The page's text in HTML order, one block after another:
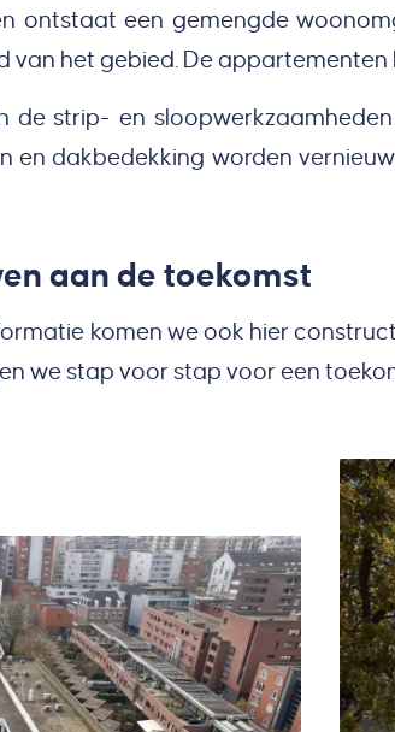
ontstaat een gemengde
van het gebied. De appartementen
de strip- en
en dakbedekking worden
aan de toekomst
komen we ook hier
we stap voor stap voor een